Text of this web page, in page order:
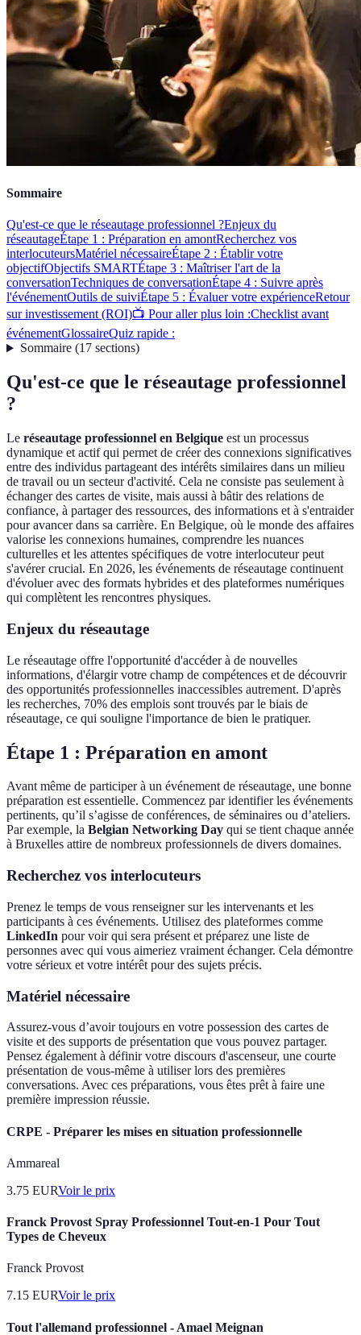
Sommaire
Qu'est-ce que le réseautage professionnel ?Enjeux du
réseautageÉtape 1 : Préparation en amontRecherchez vos
interlocuteursMatériel nécessaireÉtape 2 : Établir votre
objectifObjectifs SMARTÉtape 3 : Maîtriser l'art de la
conversationTechniques de conversationÉtape 4 : Suivre après
l'événementOutils de suiviÉtape 5 : Évaluer votre expérienceRetour
sur investissement (ROI)📺 Pour aller plus loin :Checklist avant
événementGlossaireQuiz rapide :
Sommaire(17 sections)
Qu'est-ce que le réseautage professionnel
?
Le réseautage professionnel en Belgique est un processus
dynamique et actif qui permet de créer des connexions significatives
entre des individus partageant des intérêts similaires dans un milieu
de travail ou un secteur d'activité. Cela ne consiste pas seulement à
échanger des cartes de visite, mais aussi à bâtir des relations de
confiance, à partager des ressources, des informations et à s'entraider
pour avancer dans sa carrière. En Belgique, où le monde des affaires
valorise les connexions humaines, comprendre les nuances
culturelles et les attentes spécifiques de votre interlocuteur peut
s'avérer crucial. En 2026, les événements de réseautage continuent
d'évoluer avec des formats hybrides et des plateformes numériques
qui complètent les rencontres physiques.
Enjeux du réseautage
Le réseautage offre l'opportunité d'accéder à de nouvelles
informations, d'élargir votre champ de compétences et de découvrir
des opportunités professionnelles inaccessibles autrement. D'après
les recherches, 70% des emplois sont trouvés par le biais de
réseautage, ce qui souligne l'importance de bien le pratiquer.
Étape 1 : Préparation en amont
Avant même de participer à un événement de réseautage, une bonne
préparation est essentielle. Commencez par identifier les événements
pertinents, qu’il s’agisse de conférences, de séminaires ou d’ateliers.
Par exemple, la Belgian Networking Day qui se tient chaque année
à Bruxelles attire de nombreux professionnels de divers domaines.
Recherchez vos interlocuteurs
Prenez le temps de vous renseigner sur les intervenants et les
participants à ces événements. Utilisez des plateformes comme
LinkedIn pour voir qui sera présent et préparez une liste de
personnes avec qui vous aimeriez vraiment échanger. Cela démontre
votre sérieux et votre intérêt pour des sujets précis.
Matériel nécessaire
Assurez-vous d’avoir toujours en votre possession des cartes de
visite et des supports de présentation que vous pouvez partager.
Pensez également à définir votre discours d'ascenseur, une courte
présentation de vous-même à utiliser lors des premières
conversations. Avec ces préparations, vous êtes prêt à faire une
première impression réussie.
CRPE - Préparer les mises en situation professionnelle
Ammareal
3.75 EURVoir le prix
Franck Provost Spray Professionnel Tout-en-1 Pour Tout
Types de Cheveux
Franck Provost
7.15 EURVoir le prix
Tout l'allemand professionnel - Amael Meignan